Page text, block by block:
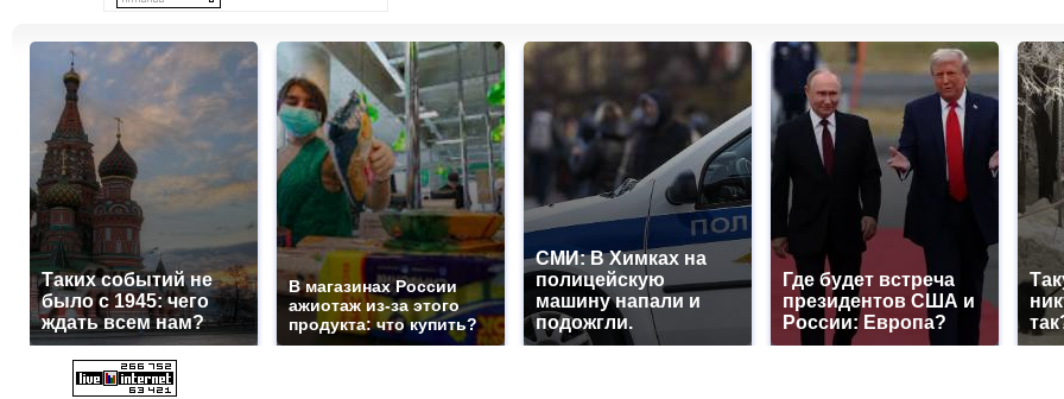
Таких событий не
было с 1945: чего
ждать всем нам?
В магазинах России
ажиотаж из-за этого
продукта: что купить?
СМИ: В Химках на
полицейскую
машину напали и
подожгли.
Где будет встреча
президентов США и
России: Европа?